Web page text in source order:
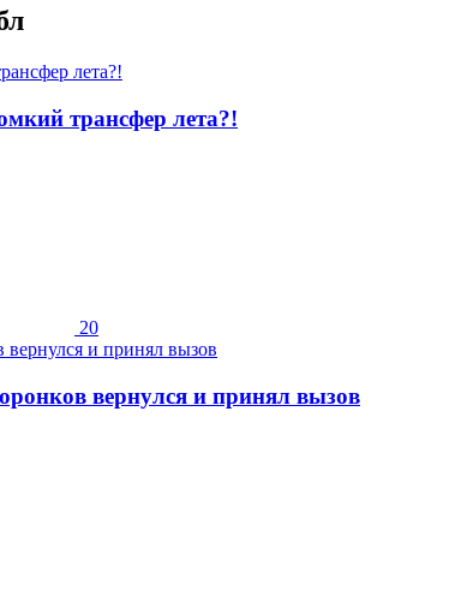
трансфер лета?!
20
вернулся и принял вызов